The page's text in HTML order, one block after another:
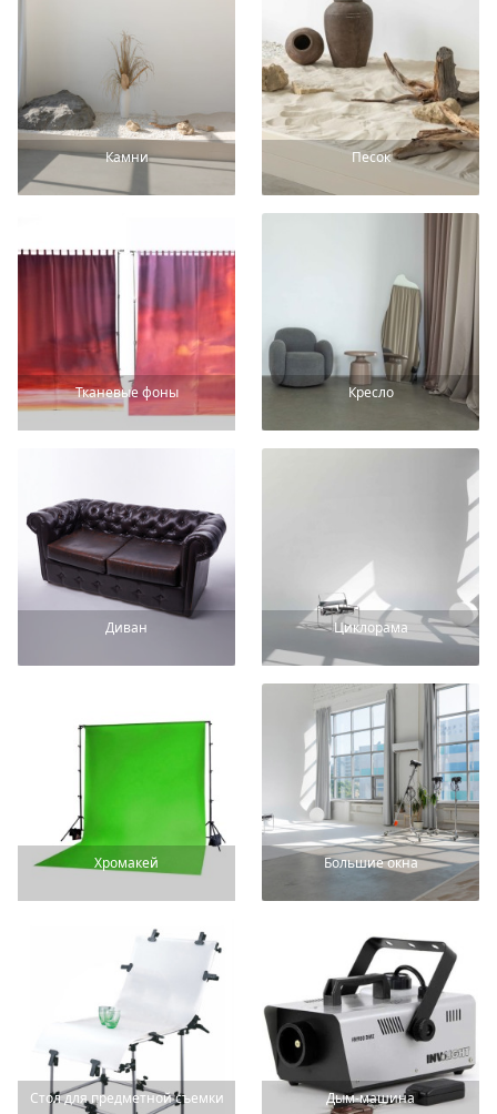
Камни Песок
Тканевые фоны Кресло
Диван Циклорама
Хромакей Большие окна
Стол для предметной съемки Дым-машина